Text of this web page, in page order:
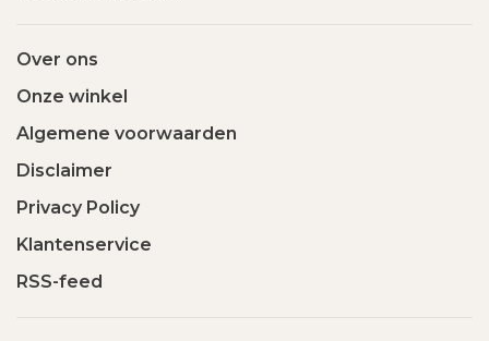
Over ons
Onze winkel
Algemene voorwaarden
Disclaimer
Privacy Policy
Klantenservice
RSS-feed